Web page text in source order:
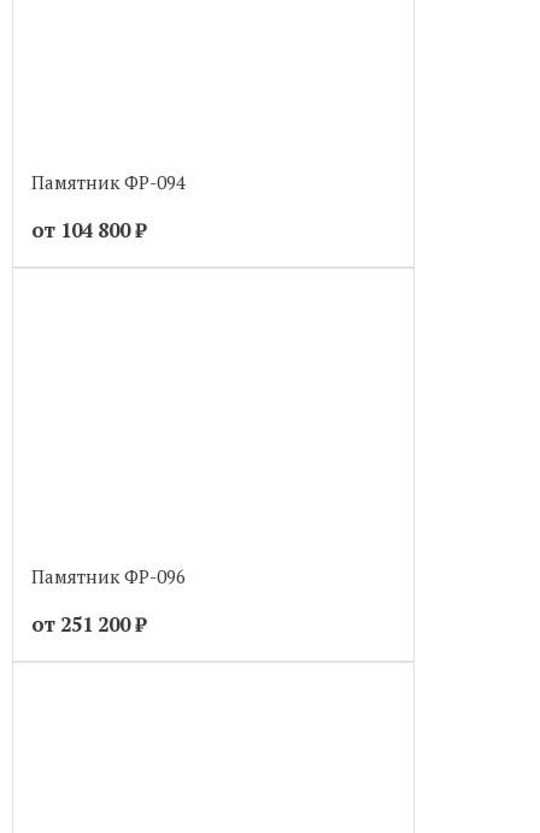
Памятник ФР-094
от 104 800₽
Памятник ФР-096
от 251 200₽